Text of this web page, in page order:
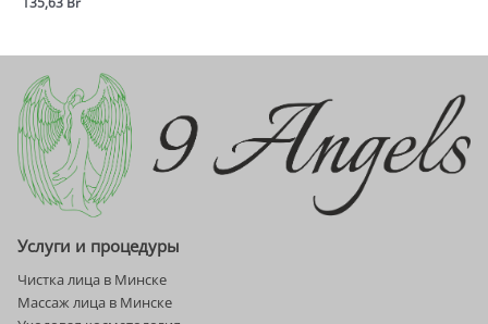
Услуги и процедуры
Чистка лица в Минске
Массаж лица в Минске